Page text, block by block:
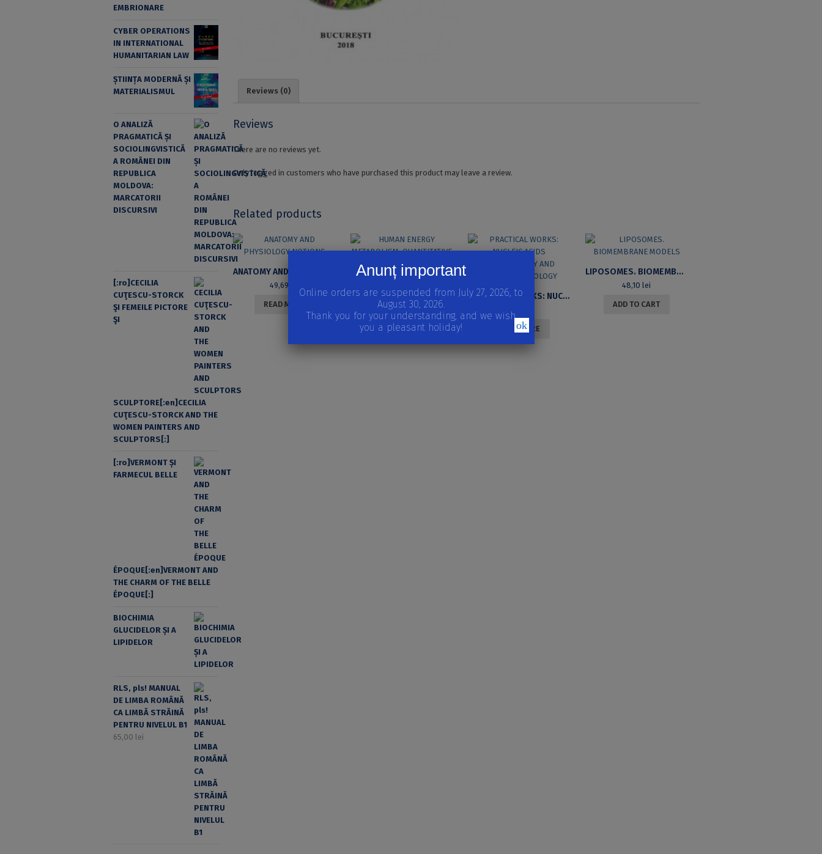
Reviews (0)
Reviews
There are no reviews yet.
Only logged in customers who have purchased this product may leave a review.
Related products
49,69
READ MORE
20,61 lei
READ MORE
PRACTICAL WORKS: NUCLEIC ACIDS BIOCHEMISTRY AND MOLECULAR BIOLOGY
20,09
READ MORE
LIPOSOMES. BIOMEMBRANE MODELS
48,10lei
ADD TO CART
EMBRIONARE
CYBER OPERATIONS
IN INTERNATIONAL
HUMANITARIAN LAW
ȘTIINȚA MODERNĂ ȘI
MATERIALISMUL
O ANALIZĂ
PRAGMATICĂ ȘI
SOCIOLINGVISTICĂ
A ROMÂNEI DIN
REPUBLICA
MOLDOVA:
MARCATORII
DISCURSIVI
[:ro]CECILIA
CUŢESCU-STORCK
ŞI FEMEILE PICTORE
ŞI
SCULPTORE[:en]CECILIA
CUŢESCU-STORCK AND THE
WOMEN PAINTERS AND
SCULPTORS[:]
[:ro]VERMONT ȘI
FARMECUL BELLE
ÉPOQUE[:en]VERMONT AND
THE CHARM OF THE BELLE
ÉPOQUE[:]
BIOCHIMIA
GLUCIDELOR ȘI A
LIPIDELOR
RLS, pls! MANUAL
DE LIMBA ROMÂNĂ
CA LIMBĂ STRĂINĂ
PENTRU NIVELUL B1
65,00 lei
Anunț important
Online orders are suspended from July 27, 2026, to
August 30, 2026.
Thank you for your understanding, and we wish
you a pleasant holiday!
ok